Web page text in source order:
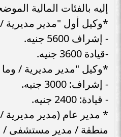
إليه بالفئات المالية
*وكيل أول "مدير مديرية /
- إشراف 5600 جنيه.
-قيادة 3600 جنيه.
*وكيل "مدير مديرية / وما
- إشراف: 3000 جنيه.
- قيادة: 2400 جنيه.
* مدير عام (مدير مديرية
منطقة / مدير مستشفى /